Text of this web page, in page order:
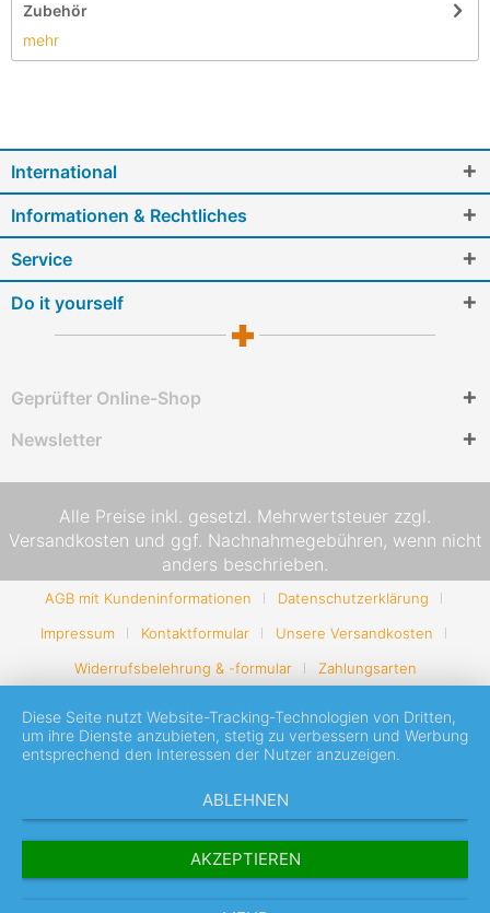
Zubehör
mehr
International
Informationen & Rechtliches
Service
Do it yourself
Geprüfter Online-Shop
Newsletter
Alle Preise inkl. gesetzl. Mehrwertsteuer zzgl.
Versandkosten und ggf. Nachnahmegebühren, wenn nicht
anders beschrieben.
AGB mit Kundeninformationen
Datenschutzerklärung
Impressum
Kontaktformular
Unsere Versandkosten
Widerrufsbelehrung & -formular
Zahlungsarten
Diese Seite nutzt Website-Tracking-Technologien von Dritten,
um ihre Dienste anzubieten, stetig zu verbessern und Werbung
entsprechend den Interessen der Nutzer anzuzeigen.
ABLEHNEN
AKZEPTIEREN